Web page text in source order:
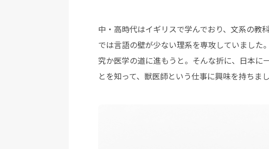
中・高時代はイギリスで学んでおり、文系の教
では言語の壁が少ない理系を専攻していました
究か医学の道に進もうと。そんな折に、日本に
とを知って、獣医師という仕事に興味を持ちまし